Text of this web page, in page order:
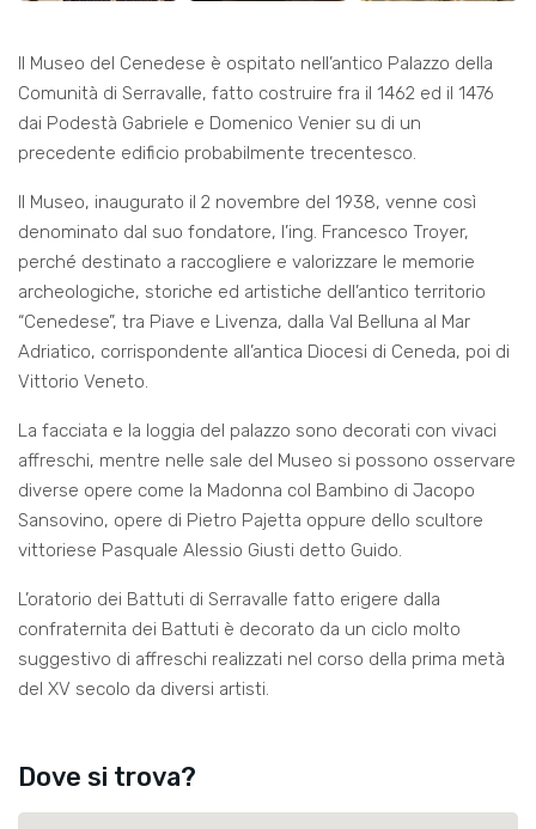
Il Museo del Cenedese è ospitato nell’antico Palazzo della
Comunità di Serravalle, fatto costruire fra il 1462 ed il 1476
dai Podestà Gabriele e Domenico Venier su di un
precedente edificio probabilmente trecentesco.
Il Museo, inaugurato il 2 novembre del 1938, venne così
denominato dal suo fondatore, l’ing. Francesco Troyer,
perché destinato a raccogliere e valorizzare le memorie
archeologiche, storiche ed artistiche dell’antico territorio
“Cenedese”, tra Piave e Livenza, dalla Val Belluna al Mar
Adriatico, corrispondente all’antica Diocesi di Ceneda, poi di
Vittorio Veneto.
La facciata e la loggia del palazzo sono decorati con vivaci
affreschi, mentre nelle sale del Museo si possono osservare
diverse opere come la Madonna col Bambino di Jacopo
Sansovino, opere di Pietro Pajetta oppure dello scultore
vittoriese Pasquale Alessio Giusti detto Guido.
L’oratorio dei Battuti di Serravalle fatto erigere dalla
confraternita dei Battuti è decorato da un ciclo molto
suggestivo di affreschi realizzati nel corso della prima metà
del XV secolo da diversi artisti.
Dove si trova?